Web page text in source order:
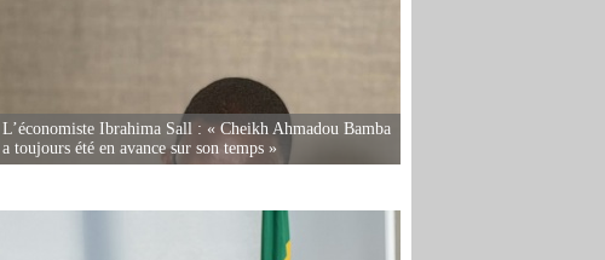
L’économiste Ibrahima Sall : « Cheikh Ahmadou Bamba
a toujours été en avance sur son temps »